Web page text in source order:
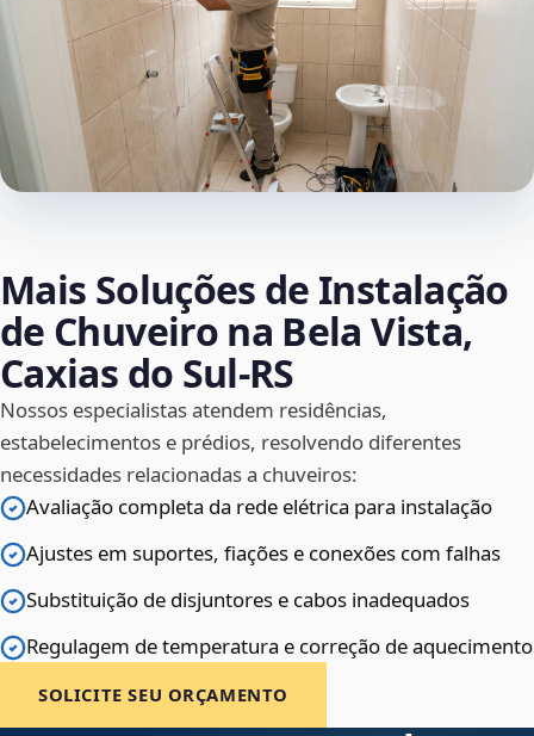
Mais Soluções de Instalação
de Chuveiro na Bela Vista,
Caxias do Sul‑RS
Nossos especialistas atendem residências,
estabelecimentos e prédios, resolvendo diferentes
necessidades relacionadas a chuveiros:
Avaliação completa da rede elétrica para instalação
Ajustes em suportes, fiações e conexões com falhas
Substituição de disjuntores e cabos inadequados
Regulagem de temperatura e correção de aquecimento
SOLICITE SEU ORÇAMENTO